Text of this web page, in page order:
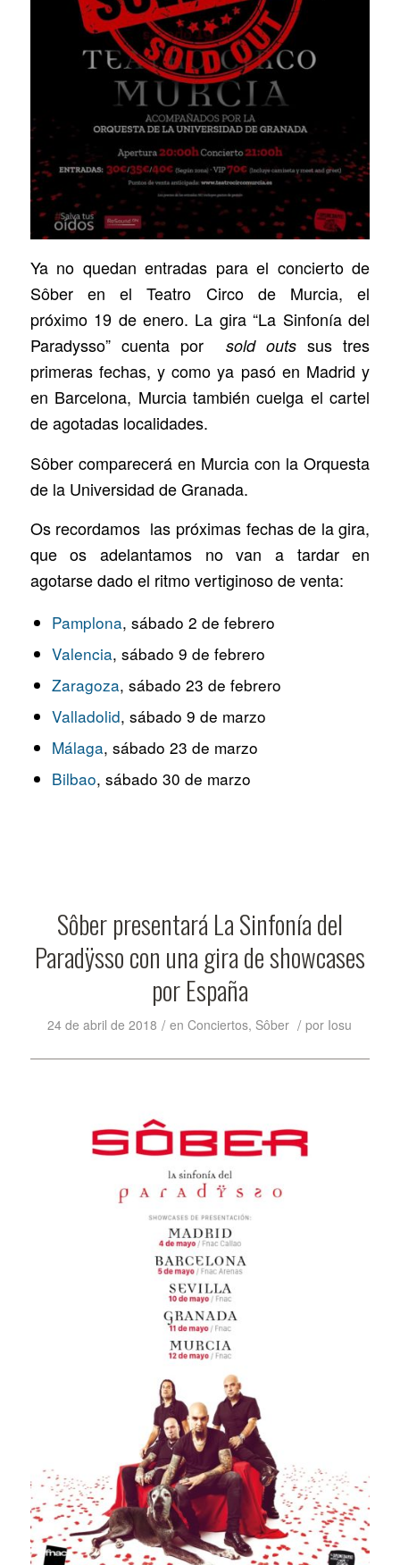
Ya no quedan entradas para el concierto de
Sôber en el Teatro Circo de Murcia, el
próximo 19 de enero. La gira “La Sinfonía del
Paradysso” cuenta por sold outssus tres
primeras fechas, y como ya pasó en Madrid y
en Barcelona, Murcia también cuelga el cartel
de agotadas localidades.
Sôber comparecerá en Murcia con la Orquesta
de la Universidad de Granada.
Os recordamos las próximas fechas de la gira,
que os adelantamos no van a tardar en
agotarse dado el ritmo vertiginoso de venta:
Pamplona, sábado 2 de febrero
Valencia, sábado 9 de febrero
Zaragoza, sábado 23 de febrero
Valladolid, sábado 9 de marzo
Málaga, sábado 23 de marzo
Bilbao, sábado 30 de marzo
Sôber presentará La Sinfonía del
Paradÿsso con una gira de showcases
por España
24 de abril de 2018 / enConciertos, Sôber / por Iosu